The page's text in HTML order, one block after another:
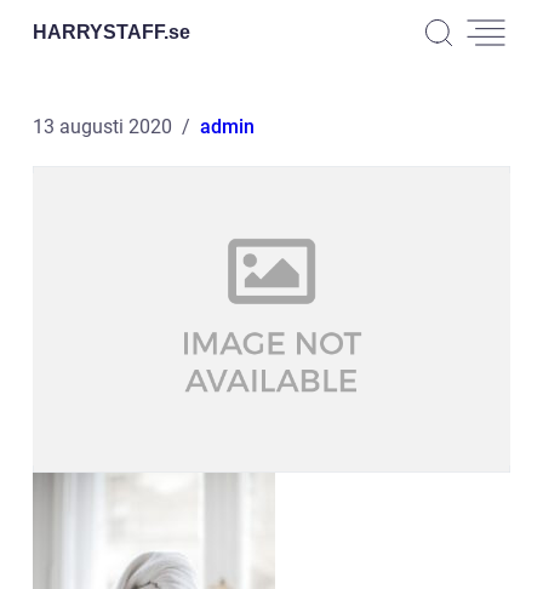
HARRYSTAFF.se
13 augusti 2020 admin